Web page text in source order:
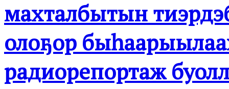
махталбытын
олоҕор
радиорепортаж